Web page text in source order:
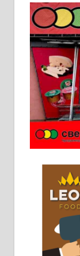
Пружам
у
Ало
Горког
8 до 15
061/32-